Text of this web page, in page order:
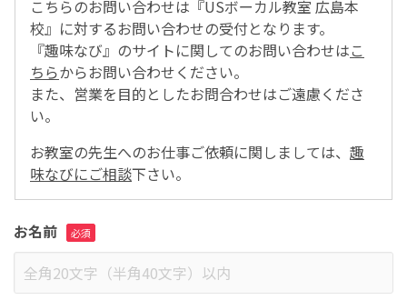
こちらのお問い合わせは『USボーカル教室 広島本
校』に対するお問い合わせの受付となります。
『趣味なび』のサイトに関してのお問い合わせはこ
ちらからお問い合わせください。
また、営業を目的としたお問合わせはご遠慮くださ
い。
お教室の先生へのお仕事ご依頼に関しましては、 趣
味なびにご相談下さい。
お名前